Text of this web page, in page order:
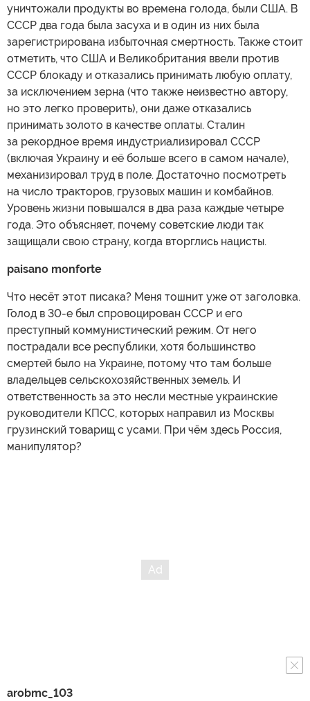
уничтожали продукты во времена голода, были США. В
СССР два года была засуха и в один из них была
зарегистрирована избыточная смертность. Также стоит
отметить, что США и Великобритания ввели против
СССР блокаду и отказались принимать любую оплату,
за исключением зерна (что также неизвестно автору,
но это легко проверить), они даже отказались
принимать золото в качестве оплаты. Сталин
за рекордное время индустриализировал СССР
(включая Украину и её больше всего в самом начале),
механизировал труд в поле. Достаточно посмотреть
на число тракторов, грузовых машин и комбайнов.
Уровень жизни повышался в два раза каждые четыре
года. Это объясняет, почему советские люди так
защищали свою страну, когда вторглись нацисты.
paisano monforte
Что несёт этот писака? Меня тошнит уже от заголовка.
Голод в 30-е был спровоцирован СССР и его
преступный коммунистический режим. От него
пострадали все республики, хотя большинство
смертей было на Украине, потому что там больше
владельцев сельскохозяйственных земель. И
ответственность за это несли местные украинские
руководители КПСС, которых направил из Москвы
грузинский товарищ с усами. При чём здесь Россия,
манипулятор?
arobmc _103